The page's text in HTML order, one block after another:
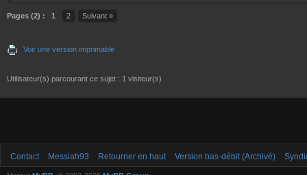
Pages (2) : 1 2 Suivant »
Voir une version imprimable
Utilisateur(s) parcourant ce sujet : 1 visiteur(s)
Contact Messiah93 Retourner en haut Version bas-débit (Archivé)